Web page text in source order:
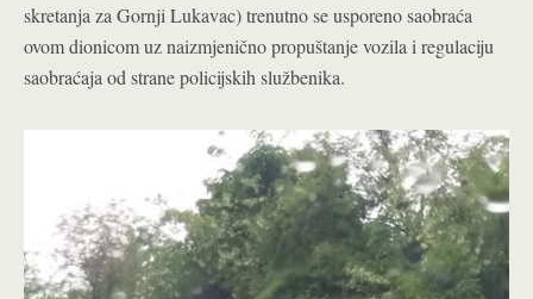
skretanja za Gornji Lukavac) trenutno se usporeno saobraća
ovom dionicom uz naizmjenično propuštanje vozila i regulaciju
saobraćaja od strane policijskih službenika.